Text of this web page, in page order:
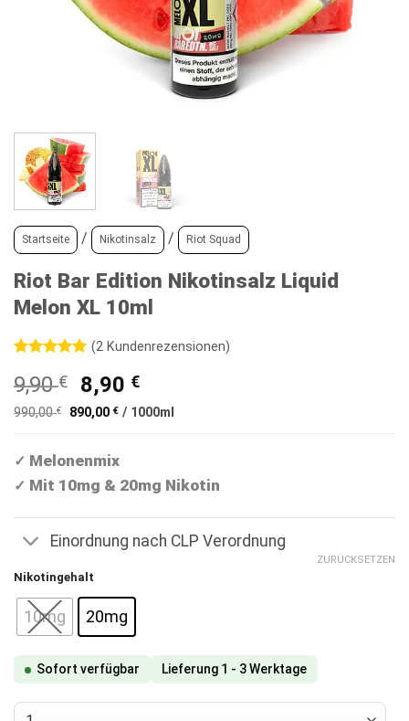
Startseite / Nikotinsalz / Riot Squad
Riot Bar Edition Nikotinsalz Liquid
Melon XL 10ml
mit5von
5, basierend
auf
(2Kundenrezensionen)
9,90€
Ursprünglicher
Preis
war:
9,90 €
8,90 €Aktueller
Preis
990,00€ 890,00€ / 1000ml
✓ Melonenmix
✓ Mit 10mg & 20mg Nikotin
Einordnung nach CLP Verordnung
Nikotingehalt
10mg 20mg
ZURÜCKSETZEN
Sofort verfügbar Lieferung 1 - 3 Werktage
Riot Bar Edition Nikotinsalz Liquid Melon XL 10ml Menge